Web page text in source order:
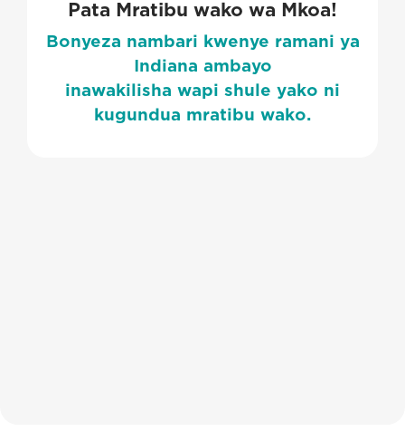
Pata Mratibu wako wa Mkoa!
Bonyeza nambari kwenye ramani ya
Indiana ambayo
inawakilisha wapi shule yako ni
kugundua mratibu wako.